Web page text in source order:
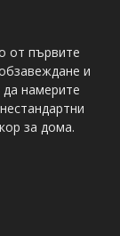
от първите
и
намерите
за дома.